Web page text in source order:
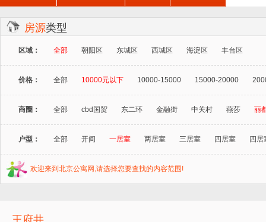
房源类型
区域： 全部 朝阳区 东城区 西城区 海淀区 丰台区
价格： 全部 10000元以下 10000-15000 15000-20000
商圈： 全部 cbd国贸 东二环 金融街 中关村 燕莎 丽
户型： 全部 开间 一居室 两居室 三居室 四居室 四居
欢迎来到北京公寓网,请选择您要查找的内容范围!
王府井